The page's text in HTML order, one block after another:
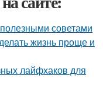
советами
жизнь проще и
лайфхаков для